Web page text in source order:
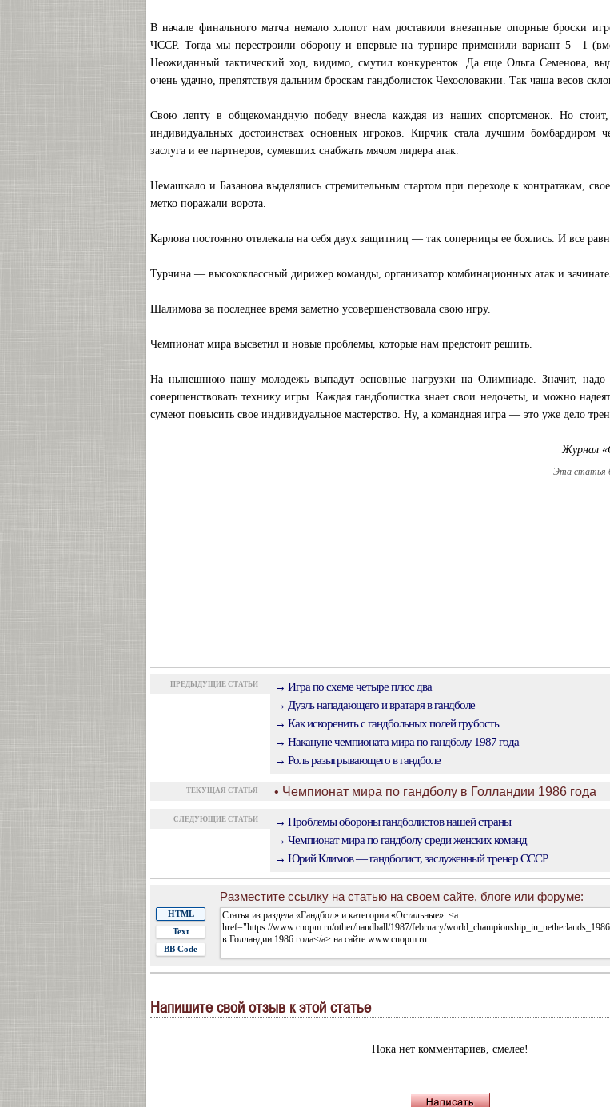
В начале финального матча немало хлопот нам доставили внезапные опорные броски
ЧССР. Тогда мы перестроили оборону и впервые на турнире применили вариант 5—1
Неожиданный тактический ход, видимо, смутил конкуренток. Да еще Ольга Семенова,
очень удачно, препятствуя дальним броскам гандболисток Чехословакии. Так чаша весов
Свою лепту в общекомандную победу внесла каждая из наших спортсменок. Но
индивидуальных достоинствах основных игроков. Кирчик стала лучшим бомбардиром
заслуга и ее партнеров, сумевших снабжать мячом лидера атак.
Немашкало и Базанова выделялись стремительным стартом при переходе к контратакам,
метко поражали ворота.
Карлова постоянно отвлекала на себя двух защитниц — так соперницы ее боялись. И все
Турчина — высококлассный дирижер команды, организатор комбинационных атак и
Шалимова за последнее время заметно усовершенствовала свою игру.
Чемпионат мира высветил и новые проблемы, которые нам предстоит решить.
На нынешнюю нашу молодежь выпадут основные нагрузки на Олимпиаде. Значит, надо
совершенствовать технику игры. Каждая гандболистка знает свои недочеты, и можно
сумеют повысить свое индивидуальное мастерство. Ну, а командная игра — это уже дело
Журнал
Эта статья
ПРЕДЫДУЩИЕ СТАТЬИ
→ Игра по схеме четыре плюс два
→ Дуэль нападающего и вратаря в гандболе
→ Как искоренить с гандбольных полей грубость
→ Накануне чемпионата мира по гандболу 1987 года
→ Роль разыгрывающего в гандболе
ТЕКУЩАЯ СТАТЬЯ • Чемпионат мира по гандболу в Голландии 1986 года
СЛЕДУЮЩИЕ СТАТЬИ
→ Проблемы обороны гандболистов нашей страны
→ Чемпионат мира по гандболу среди женских команд
→ Юрий Климов — гандболист, заслуженный тренер СССР
Разместите ссылку на статью на своем сайте, блоге или форуме:
HTML
Text
BB Code
Напишите свой отзыв к этой статье
Пока нет комментариев, смелее!